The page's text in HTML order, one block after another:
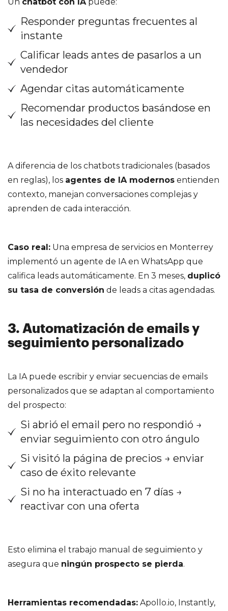
Responder preguntas frecuentes al
instante
Calificar leads antes de pasarlos a un
vendedor
Agendar citas automáticamente
Recomendar productos basándose en
las necesidades del cliente
A diferencia de los chatbots tradicionales (basados
en reglas), los agentes de IA modernos entienden
contexto, manejan conversaciones complejas y
aprenden de cada interacción.
Caso real: Una empresa de servicios en Monterrey
implementó un agente de IA en WhatsApp que
califica leads automáticamente. En 3 meses, duplicó
su tasa de conversión de leads a citas agendadas.
3. Automatización de emails y
seguimiento personalizado
La IA puede escribir y enviar secuencias de emails
personalizados que se adaptan al comportamiento
del prospecto:
Si abrió el email pero no respondió →
enviar seguimiento con otro ángulo
Si visitó la página de precios → enviar
caso de éxito relevante
Si no ha interactuado en 7 días →
reactivar con una oferta
Esto elimina el trabajo manual de seguimiento y
asegura que ningún prospecto se pierda.
Herramientas recomendadas: Apollo.io, Instantly,